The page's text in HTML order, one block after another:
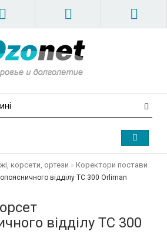
корсети, ортези Коректори постави
відділу TC 300 Orliman
відділу TC 300